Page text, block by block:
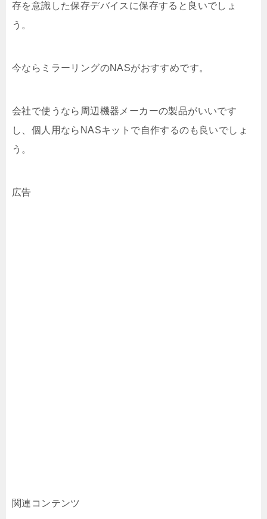
存を意識した保存デバイスに保存すると良いでしょ
う。
今ならミラーリングのNASがおすすめです。
会社で使うなら周辺機器メーカーの製品がいいです
し、個人用ならNASキットで自作するのも良いでしょ
う。
広告
関連コンテンツ